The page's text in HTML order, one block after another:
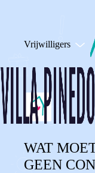
Vrijwilligers
WAT
GEEN